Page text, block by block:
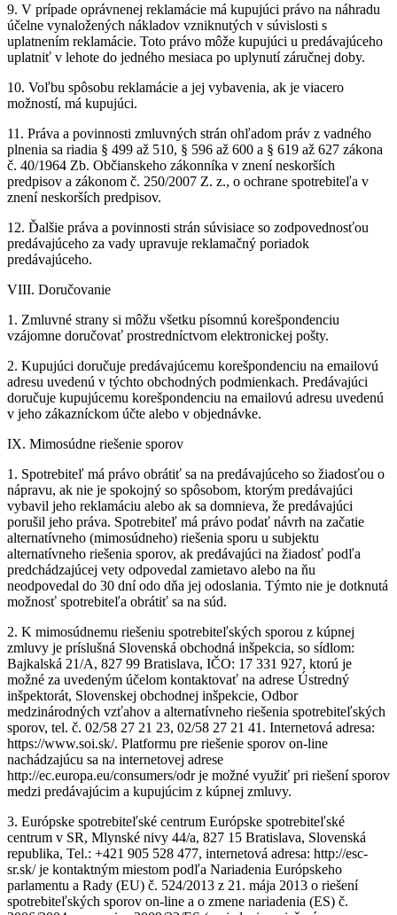
9. V prípade oprávnenej reklamácie má kupujúci právo na náhradu
účelne vynaložených nákladov vzniknutých v súvislosti s
uplatnením reklamácie. Toto právo môže kupujúci u predávajúceho
uplatniť v lehote do jedného mesiaca po uplynutí záručnej doby.
10. Voľbu spôsobu reklamácie a jej vybavenia, ak je viacero
možností, má kupujúci.
11. Práva a povinnosti zmluvných strán ohľadom práv z vadného
plnenia sa riadia § 499 až 510, § 596 až 600 a § 619 až 627 zákona
č. 40/1964 Zb. Občianskeho zákonníka v znení neskorších
predpisov a zákonom č. 250/2007 Z. z., o ochrane spotrebiteľa v
znení neskorších predpisov.
12. Ďalšie práva a povinnosti strán súvisiace so zodpovednosťou
predávajúceho za vady upravuje reklamačný poriadok
predávajúceho.
VIII. Doručovanie
1. Zmluvné strany si môžu všetku písomnú korešpondenciu
vzájomne doručovať prostredníctvom elektronickej pošty.
2. Kupujúci doručuje predávajúcemu korešpondenciu na emailovú
adresu uvedenú v týchto obchodných podmienkach. Predávajúci
doručuje kupujúcemu korešpondenciu na emailovú adresu uvedenú
v jeho zákazníckom účte alebo v objednávke.
IX. Mimosúdne riešenie sporov
1. Spotrebiteľ má právo obrátiť sa na predávajúceho so žiadosťou o
nápravu, ak nie je spokojný so spôsobom, ktorým predávajúci
vybavil jeho reklamáciu alebo ak sa domnieva, že predávajúci
porušil jeho práva. Spotrebiteľ má právo podať návrh na začatie
alternatívneho (mimosúdneho) riešenia sporu u subjektu
alternatívneho riešenia sporov, ak predávajúci na žiadosť podľa
predchádzajúcej vety odpovedal zamietavo alebo na ňu
neodpovedal do 30 dní odo dňa jej odoslania. Týmto nie je dotknutá
možnosť spotrebiteľa obrátiť sa na súd.
2. K mimosúdnemu riešeniu spotrebiteľských sporou z kúpnej
zmluvy je príslušná Slovenská obchodná inšpekcia, so sídlom:
Bajkalská 21/A, 827 99 Bratislava, IČO: 17 331 927, ktorú je
možné za uvedeným účelom kontaktovať na adrese Ústredný
inšpektorát, Slovenskej obchodnej inšpekcie, Odbor
medzinárodných vzťahov a alternatívneho riešenia spotrebiteľských
sporov, tel. č. 02/58 27 21 23, 02/58 27 21 41. Internetová adresa:
https://www.soi.sk/. Platformu pre riešenie sporov on-line
nachádzajúcu sa na internetovej adrese
http://ec.europa.eu/consumers/odr je možné využiť pri riešení sporov
medzi predávajúcim a kupujúcim z kúpnej zmluvy.
3. Európske spotrebiteľské centrum Európske spotrebiteľské
centrum v SR, Mlynské nivy 44/a, 827 15 Bratislava, Slovenská
republika, Tel.: +421 905 528 477, internetová adresa: http://esc-
sr.sk/ je kontaktným miestom podľa Nariadenia Európskeho
parlamentu a Rady (EU) č. 524/2013 z 21. mája 2013 o riešení
spotrebiteľských sporov on-line a o zmene nariadenia (ES) č.